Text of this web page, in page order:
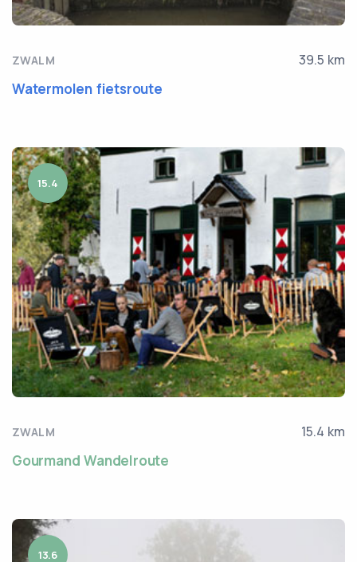
ZWALM 39.5 km
Watermolen fietsroute
15.4
ZWALM 15.4 km
Gourmand Wandelroute
13.6